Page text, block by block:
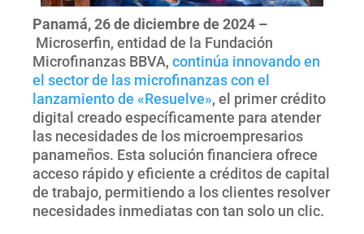
Panamá, 26 de diciembre de 2024 –
Microserfin, entidad de la Fundación
Microfinanzas BBVA, continúa innovando en
el sector de las microfinanzas con el
lanzamiento de «Resuelve», el primer crédito
digital creado específicamente para atender
las necesidades de los microempresarios
panameños. Esta solución financiera ofrece
acceso rápido y eficiente a créditos de capital
de trabajo, permitiendo a los clientes resolver
necesidades inmediatas con tan solo un clic.